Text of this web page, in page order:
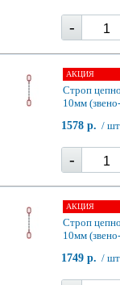
-
АКЦИЯ
Строп
10мм
1578 р. / шт
-
АКЦИЯ
Строп
10мм
1749 р. / шт